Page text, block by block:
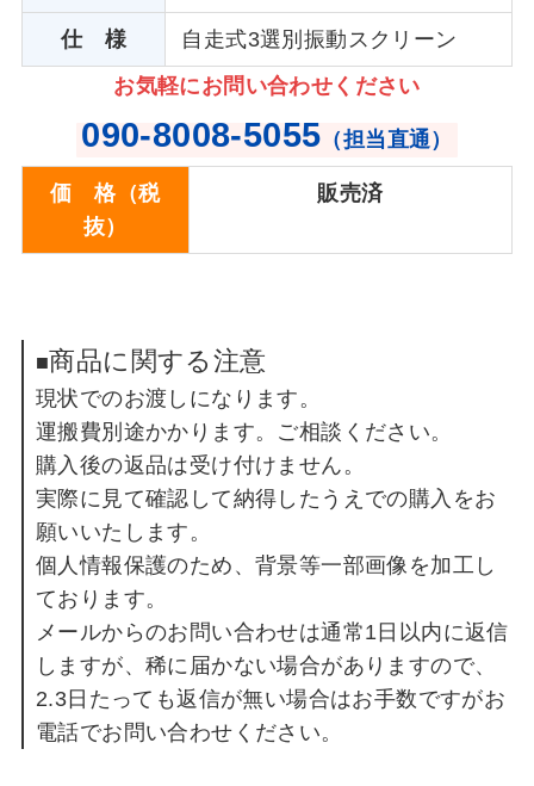
仕 様
自走式3選別振動スクリーン
お気軽にお問い合わせください
090-8008-5055 （担当直通）
価 格（税
抜）
販売済
■商品に関する注意
現状でのお渡しになります。
運搬費別途かかります。ご相談ください。
購入後の返品は受け付けません。
実際に見て確認して納得したうえでの購入をお
願いいたします。
個人情報保護のため、背景等一部画像を加工し
ております。
メールからのお問い合わせは通常1日以内に返信
しますが、稀に届かない場合がありますので、
2.3日たっても返信が無い場合はお手数ですがお
電話でお問い合わせください。